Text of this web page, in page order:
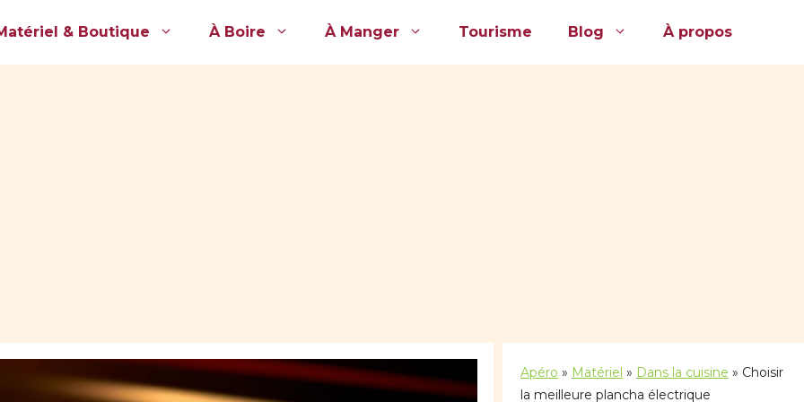
& Boutique À Boire À Manger Tourisme Blog À propos
Apéro » Matériel » Dans la cuisine » Choisir
la meilleure plancha électrique